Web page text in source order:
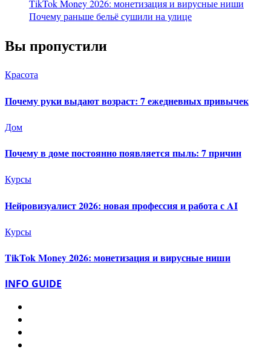
TikTok Money 2026: монетизация и вирусные ниши
Почему раньше бельё сушили на улице
Вы пропустили
Красота
Почему руки выдают возраст: 7 ежедневных привычек
Дом
Почему в доме постоянно появляется пыль: 7 причин
Курсы
Нейровизуалист 2026: новая профессия и работа с AI
Курсы
TikTok Money 2026: монетизация и вирусные ниши
INFO GUIDE